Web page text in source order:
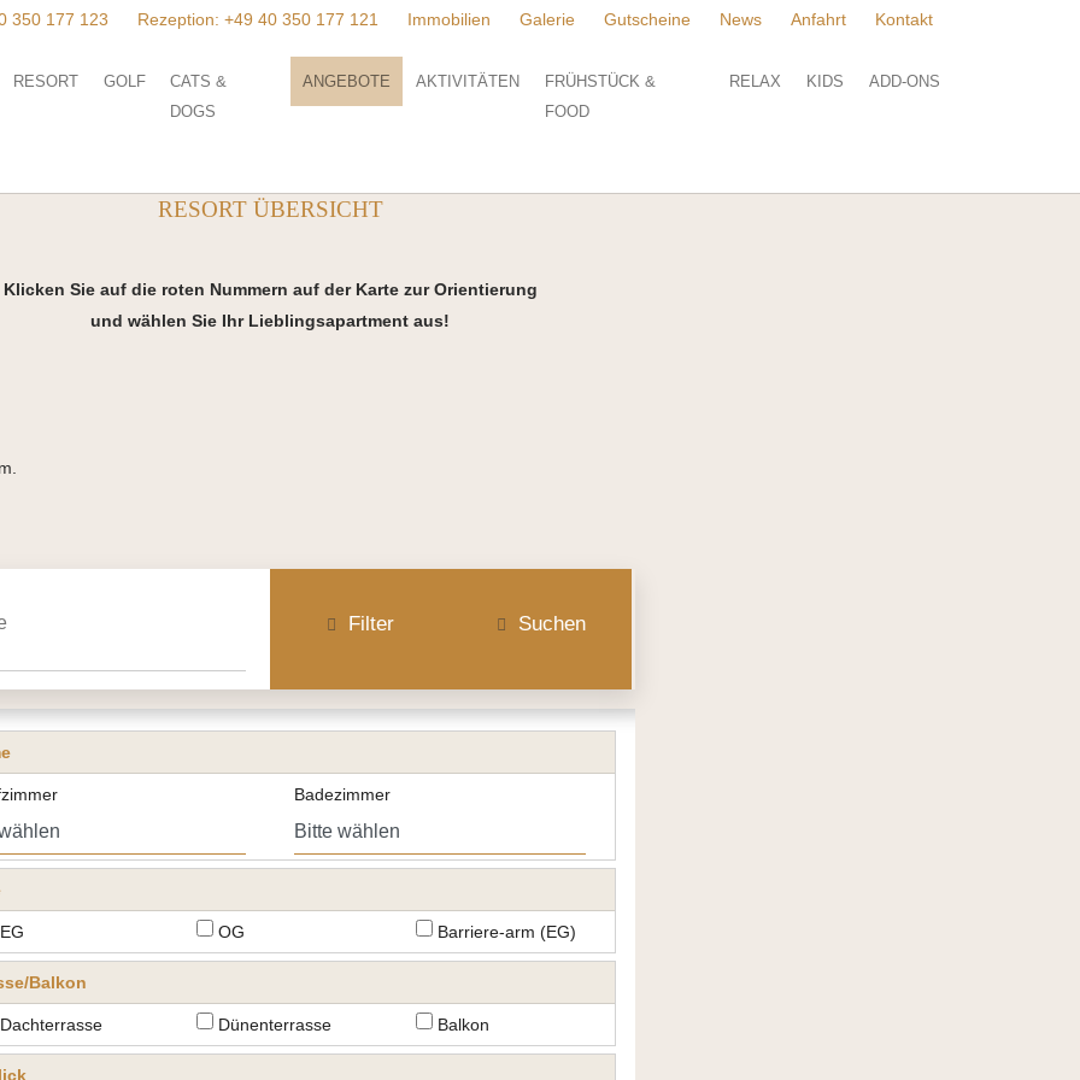
350 177 123 Rezeption: +49 40 350 177 121 Immobilien Galerie Gutscheine News Anfahrt Kontakt
RESORT GOLF
CATS &
DOGS
ANGEBOTE AKTIVITÄTEN
FRÜHSTÜCK &
FOOD
RELAX KIDS ADD-ONS
RESORT ÜBERSICHT
Klicken Sie auf die roten Nummern auf der Karte zur Orientierung
und wählen Sie Ihr Lieblingsapartment aus!
Filter Suchen
Badezimmer
EG OG Barriere-arm (EG)
Balkon
Dachterrasse Dünenterrasse Balkon